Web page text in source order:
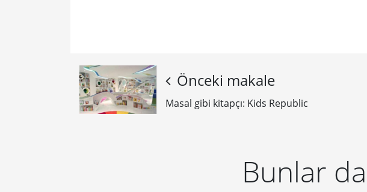
Önceki makale
Masal gibi kitapçı: Kids Republic
Bunlar